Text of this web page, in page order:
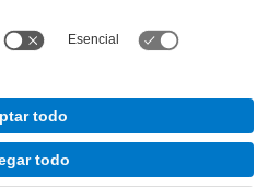
Accesibilidad